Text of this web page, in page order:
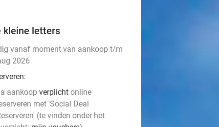
kleine letters
vanaf moment van aankoop t/m
2026
aankoop verplicht online
met 'Social Deal
(te vinden onder het